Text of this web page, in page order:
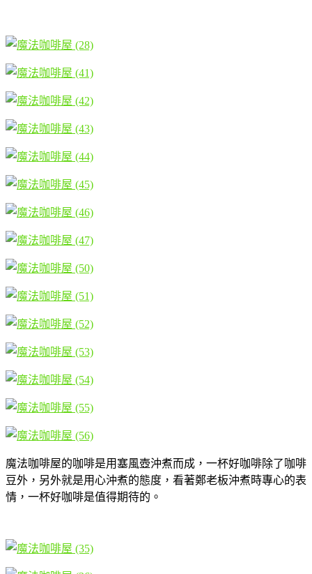
魔法咖啡屋的咖啡是用塞風壺沖煮而成，一杯好咖啡除了咖啡
豆外，另外就是用心沖煮的態度，看著鄭老板沖煮時專心的表
情，一杯好咖啡是值得期待的。